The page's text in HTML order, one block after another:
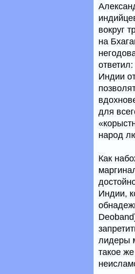
вокруг
на
Индии
для
народ
Как
Индии,
лидеры
такое